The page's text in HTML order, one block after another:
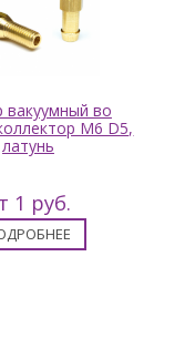
вакуумный во
M6 D5,
латунь
1 руб.